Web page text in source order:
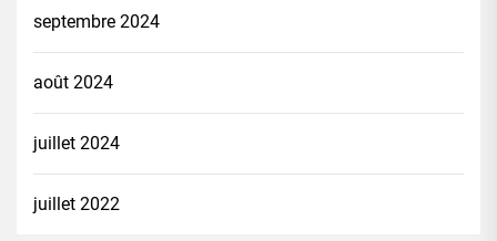
septembre 2024
août 2024
juillet 2024
juillet 2022